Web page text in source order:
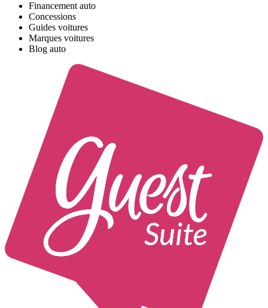
Financement auto
Concessions
Guides voitures
Marques voitures
Blog auto